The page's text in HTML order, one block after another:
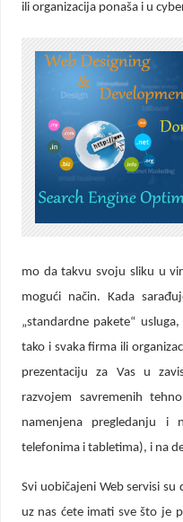
ili organizacija ponaša i u
mo da takvu svoju sliku u
mogući način. Kada
„standardne pakete“
tako i svaka firma ili
prezentaciju za Vas u
razvojem savremenih
namenjena pregledanju i
telefonima i tabletima), i na
Svi uobičajeni Web servisi
uz nas ćete imati sve što je